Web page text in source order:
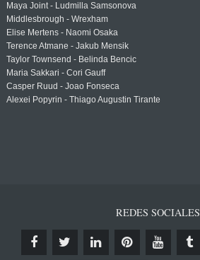
Maya Joint - Ludmilla Samsonova
Middlesbrough - Wrexham
Elise Mertens - Naomi Osaka
Terence Atmane - Jakub Mensik
Taylor Townsend - Belinda Bencic
Maria Sakkari - Cori Gauff
Casper Ruud - Joao Fonseca
Alexei Popyrin - Thiago Augustin Tirante
REDES SOCIALES